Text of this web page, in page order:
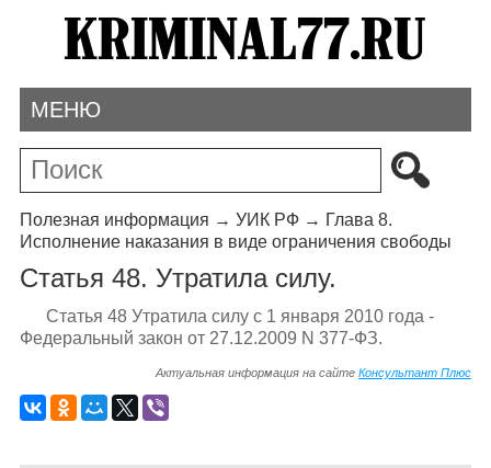
МЕНЮ
Полезная информация → УИК РФ→ Глава 8.
Исполнение наказания в виде ограничения свободы
Статья 48. Утратила силу.
Статья 48 Утратила силу с 1 января 2010 года -
Федеральный закон от 27.12.2009 N 377-ФЗ.
Актуальная информация на сайтеКонсультант Плюс